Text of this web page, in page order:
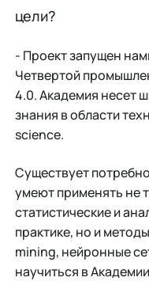
цели?
- Проект запущен
Четвертой
4.0. Академия несет
знания в области
science.
Существует
умеют применять не
статистические и
практике, но и
mining, нейронные
научиться в